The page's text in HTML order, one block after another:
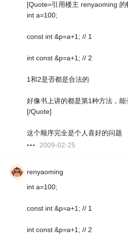
[Quote=引用楼主 renyaoming 的
int a=100;
const int &p=a+1; // 1
int const &p=a+1; // 2
1和2是否都是合法的
好像书上讲的都是第1种方法，能
[/Quote]
这个顺序完全是个人喜好的问题
2009-02-25
renyaoming
int a=100;
const int &p=a+1; // 1
int const &p=a+1; // 2